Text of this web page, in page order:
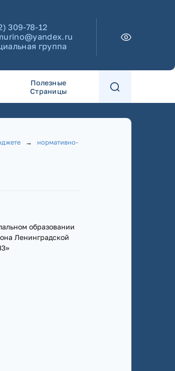
309-78-12
группа
Полезные
Страницы
→
нормативно-
образовании
Ленинградской